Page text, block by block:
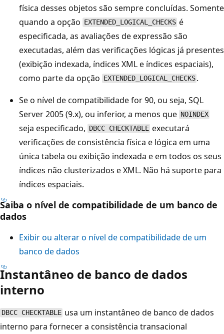
física desses objetos são sempre concluídas. Somente
quando a opção EXTENDED_LOGICAL_CHECKS é
especificada, as avaliações de expressão são
executadas, além das verificações lógicas já presentes
(exibição indexada, índices XML e índices espaciais),
como parte da opção EXTENDED_LOGICAL_CHECKS .
Se o nível de compatibilidade for 90, ou seja, SQL
Server 2005 (9.x), ou inferior, a menos que NOINDEX
seja especificado, DBCC CHECKTABLE executará
verificações de consistência física e lógica em uma
única tabela ou exibição indexada e em todos os seus
índices não clusterizados e XML. Não há suporte para
índices espaciais.
Saiba o nível de compatibilidade de um banco de
dados
Exibir ou alterar o nível de compatibilidade de um
banco de dados
Instantâneo de banco de dados
interno
DBCC CHECKTABLE usa um instantâneo de banco de dados
interno para fornecer a consistência transacional